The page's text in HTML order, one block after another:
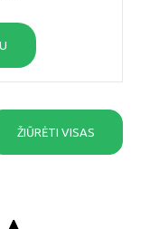
ŽIŪRĖTI VISAS